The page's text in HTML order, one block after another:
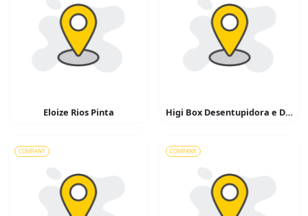
Eloize Rios Pinta Higi Box Desentupidora e Dedetizadora
COMPANY COMPANY